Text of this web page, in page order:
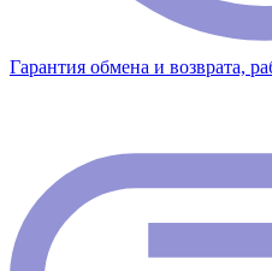
Гарантия обмена и возврата,